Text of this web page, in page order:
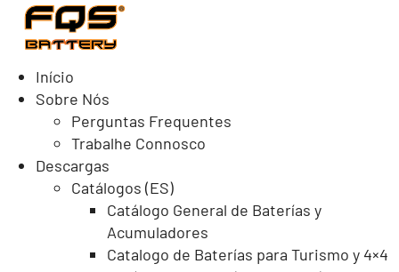
Início
Sobre Nós
Perguntas Frequentes
Trabalhe Connosco
Descargas
Catálogos (ES)
Catálogo General de Baterías y
Acumuladores
Catalogo de Baterías para Turismo y 4×4